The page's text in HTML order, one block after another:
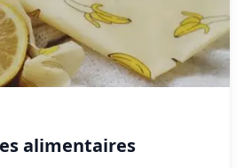
alimentaires